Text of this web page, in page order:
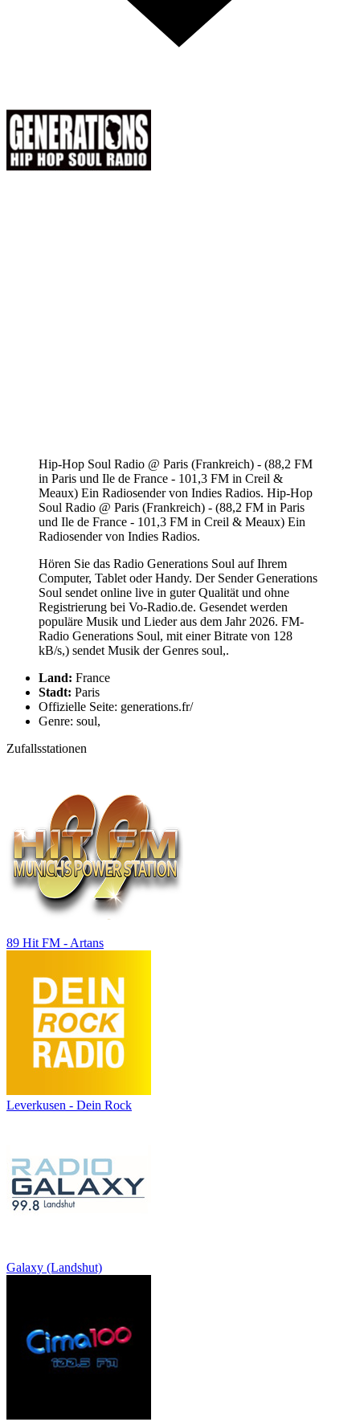
Hip-Hop Soul Radio @ Paris (Frankreich) - (88,2 FM
in Paris und Ile de France - 101,3 FM in Creil &
Meaux) Ein Radiosender von Indies Radios. Hip-Hop
Soul Radio @ Paris (Frankreich) - (88,2 FM in Paris
und Ile de France - 101,3 FM in Creil & Meaux) Ein
Radiosender von Indies Radios.
Hören Sie das Radio Generations Soul auf Ihrem
Computer, Tablet oder Handy. Der Sender Generations
Soul sendet online live in guter Qualität und ohne
Registrierung bei Vo-Radio.de. Gesendet werden
populäre Musik und Lieder aus dem Jahr 2026. FM-
Radio Generations Soul, mit einer Bitrate von 128
kB/s,) sendet Musik der Genres soul,.
Land: France
Stadt: Paris
Offizielle Seite: generations.fr/
Genre: soul,
Zufallsstationen
89 Hit FM - Artans
Leverkusen - Dein Rock
Galaxy (Landshut)